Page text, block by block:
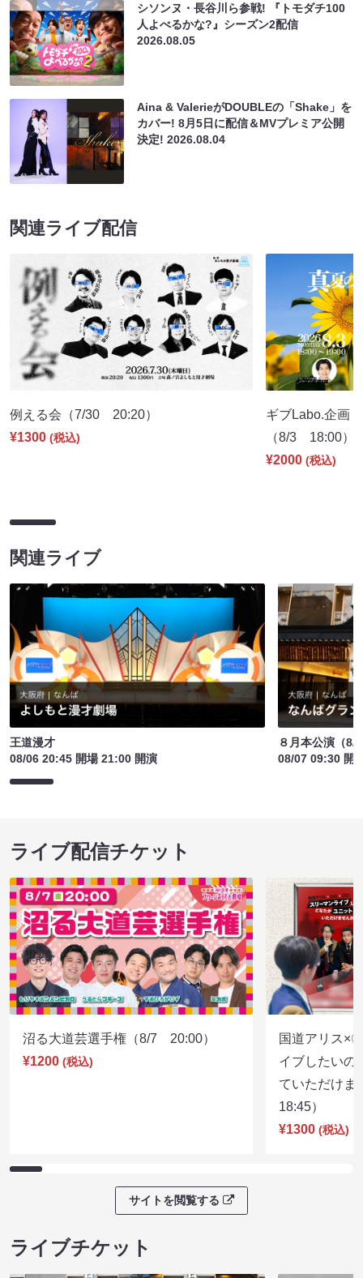
シソンヌ・長谷川ら参戦! 『トモダチ100
人よべるかな?』シーズン2配信
2026.08.05
Aina & ValerieがDOUBLEの「Shake」を
カバー! 8月5日に配信＆MVプレミア公開
決定!2026.08.04
関連ライブ配信
例える会（7/30 20:20）
¥1300 (税込)
ギブLabo.企画
（8/3 18:00）
¥2000 (税込)
関連ライブ
王道漫才
08/06 20:45 開場 21:00 開演
８月本公演（8/
08/07 09:30 開
ライブ配信チケット
沼る大道芸選手権（8/7 20:00）
¥1200 (税込)
国道アリス×
イブしたいの
ていただけ
18:45）
¥1300 (税込)
サイトを閲覧する
ライブチケット